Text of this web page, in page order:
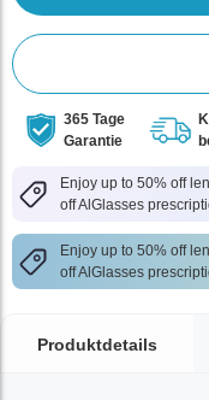
365 Tage
Garantie
Enjoy up to 50% off
off AlGlasses
Enjoy up to 50% off
off AlGlasses
Produktdetails